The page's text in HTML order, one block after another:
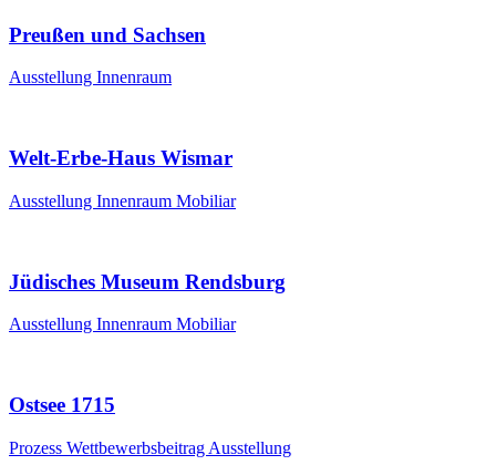
Preußen und Sachsen
Ausstellung Innenraum
Welt-Erbe-Haus Wismar
Ausstellung Innenraum Mobiliar
Jüdisches Museum Rendsburg
Ausstellung Innenraum Mobiliar
Ostsee 1715
Prozess Wettbewerbsbeitrag Ausstellung